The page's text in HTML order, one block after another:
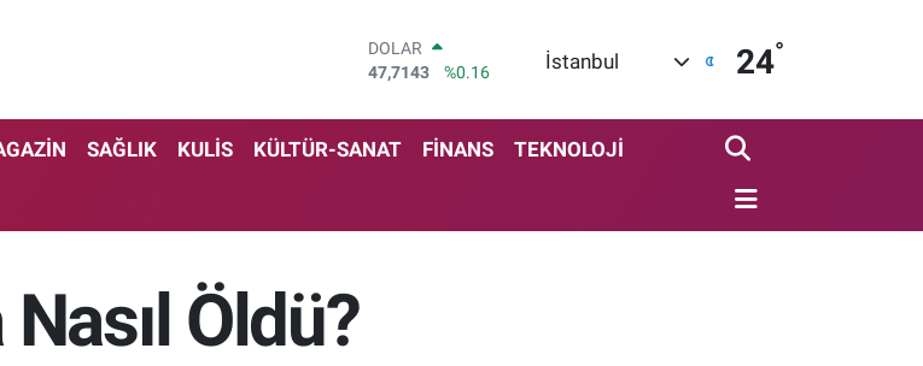
DOLAR
47,7143
%0.16
55,0317
%-0.02
STERLİN
İstanbul 24°
SAĞLIK KULİS KÜLTÜR-SANAT FİNANS TEKNOLOJİ
Öldü?